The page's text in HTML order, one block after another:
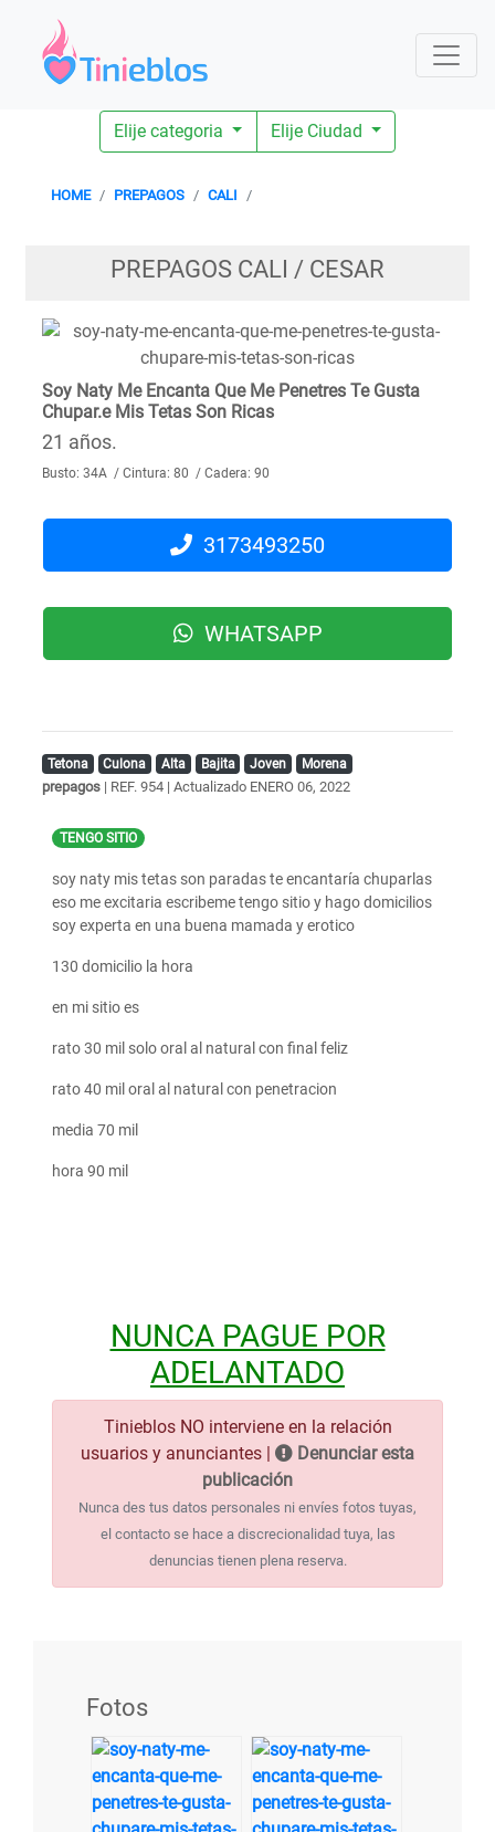
Elije categoria Elije Ciudad
HOME PREPAGOS CALI
PREPAGOS CALI / CESAR
Soy Naty Me Encanta Que Me Penetres Te Gusta
Chupar.e Mis Tetas Son Ricas
21 años.
Busto: 34A / Cintura: 80 / Cadera: 90
3173493250
WHATSAPP
Tetona Culona Alta Bajita Joven Morena
prepagos | REF. 954 | Actualizado ENERO 06, 2022
TENGO SITIO
soy naty mis tetas son paradas te encantaría chuparlas
eso me excitaria escribeme tengo sitio y hago domicilios
soy experta en una buena mamada y erotico
130 domicilio la hora
en mi sitio es
rato 30 mil solo oral al natural con final feliz
rato 40 mil oral al natural con penetracion
media 70 mil
hora 90 mil
NUNCA PAGUE POR
ADELANTADO
Tinieblos NO interviene en la relación
usuarios y anunciantes |
Denunciar esta
publicación
Nunca des tus datos personales ni envíes fotos tuyas,
el contacto se hace a discrecionalidad tuya, las
denuncias tienen plena reserva.
Fotos